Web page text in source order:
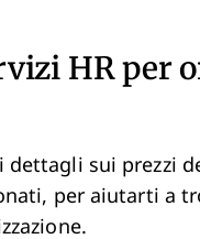
HR per
sui prezzi
per aiutarti a